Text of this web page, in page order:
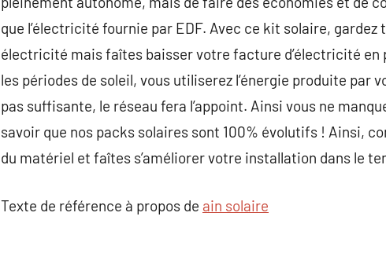
que l’électricité fournie par EDF. Avec ce kit solaire,
électricité mais faîtes baisser votre facture d’électricité
les périodes de soleil, vous utiliserez l’énergie produite par
pas suffisante, le réseau fera l’appoint. Ainsi vous ne
savoir que nos packs solaires sont 100% évolutifs ! Ainsi,
du matériel et faîtes s’améliorer votre installation dans le
Texte de référence à propos de ain solaire